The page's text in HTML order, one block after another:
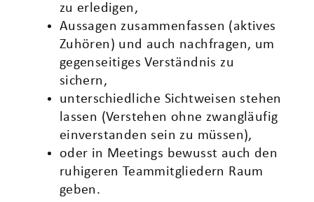
zu erledigen,
Aussagen zusammenfassen (aktives
Zuhören) und auch nachfragen, um
gegenseitiges Verständnis zu
sichern,
unterschiedliche Sichtweisen stehen
lassen (Verstehen ohne zwangläufig
einverstanden sein zu müssen),
oder in Meetings bewusst auch den
ruhigeren Teammitgliedern Raum
geben.